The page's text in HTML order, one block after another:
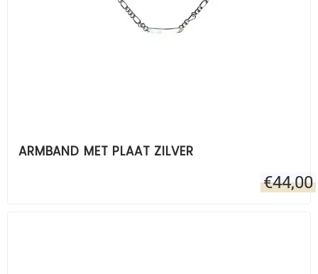
ARMBAND MET PLAAT ZILVER
€44,00